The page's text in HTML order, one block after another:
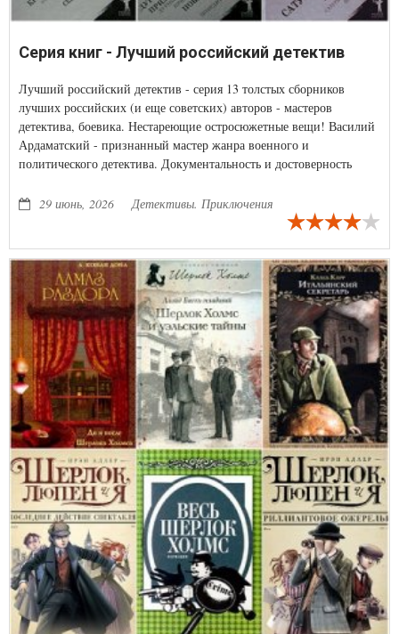
Серия книг - Лучший российский детектив
Лучший российский детектив - серия 13 толстых сборников
лучших российских (и еще советских) авторов - мастеров
детектива, боевика. Нестареющие остросюжетные вещи! Василий
Ардаматский - признанный мастер жанра военного и
политического детектива. Документальность и достоверность
сюжета сочетается в них с раскрытием сложных механизмов
интеллектуальной игры разведок. Аркадий Адамов - известный
золотой фонд отечественного детектива.
29 июнь, 2026 Детективы. Приключения